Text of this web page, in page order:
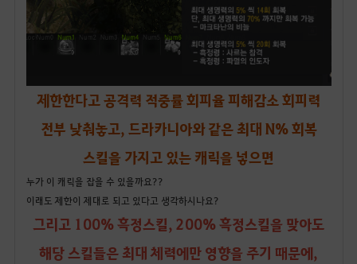
제한한다고 공격력 적중률 회피율 피해감소 회피력
전부 낮춰놓고, 드라카니아와 같은 최대 N% 회복
스킬을 가지고 있는 캐릭을 넣으면
누가 이 캐릭을 잡을 수 있을까요??
이래도 제한이 제대로 되고 있다고 생각하시나요?
그리고 100% 흑정스킬, 200% 흑정스킬을 맞아도
해당 스킬들은 최대 체력에만 영향을 주기 때문에,